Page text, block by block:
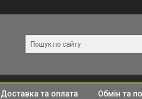
Доставка та оплата Обмін та